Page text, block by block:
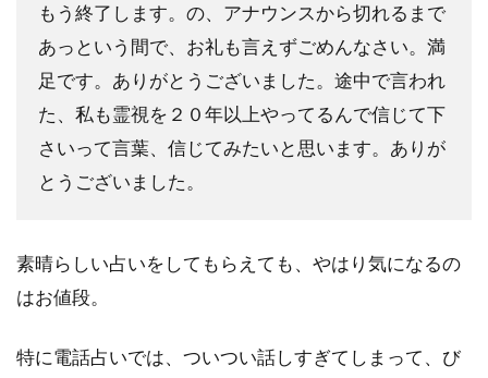
もう終了します。の、アナウンスから切れるまで
あっという間で、お礼も言えずごめんなさい。満
足です。ありがとうございました。途中で言われ
た、私も霊視を２０年以上やってるんで信じて下
さいって言葉、信じてみたいと思います。ありが
とうございました。
素晴らしい占いをしてもらえても、やはり気になるの
はお値段。
特に電話占いでは、ついつい話しすぎてしまって、び